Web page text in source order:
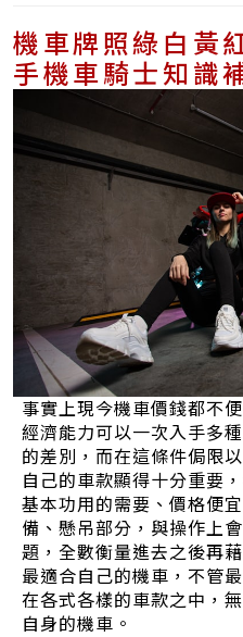
機車牌照綠白黃
手機車騎士知識
事實上現今機車價錢都不
經濟能力可以一次入手多
的差別，而在這條件侷限
自己的車款顯得十分重要
基本功用的需要、價格便
備、懸吊部分，與操作上
題，全數衡量進去之後再
最適合自己的機車，不管
在各式各樣的車款之中，
自身的機車。